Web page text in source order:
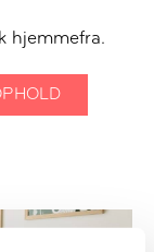
hjemmefra.